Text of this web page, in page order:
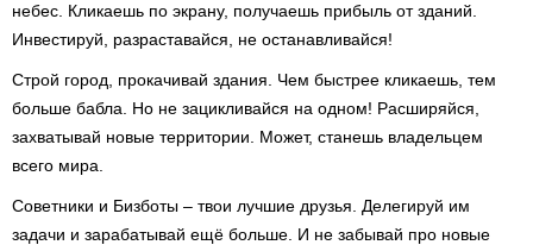
небес. Кликаешь по экрану, получаешь прибыль от зданий.
Инвестируй, разраставайся, не останавливайся!
Строй город, прокачивай здания. Чем быстрее кликаешь, тем
больше бабла. Но не зацикливайся на одном! Расширяйся,
захватывай новые территории. Может, станешь владельцем
всего мира.
Советники и Бизботы – твои лучшие друзья. Делегируй им
задачи и зарабатывай ещё больше. И не забывай про новые